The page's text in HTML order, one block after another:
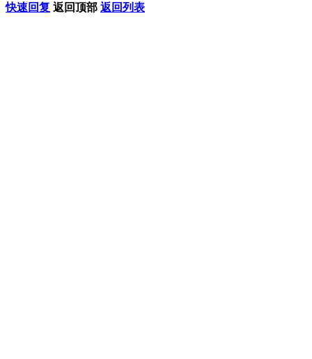
快速回复 返回顶部 返回列表